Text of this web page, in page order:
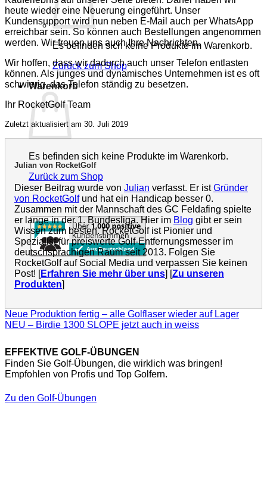
Es befinden sich keine Produkte im Warenkorb.
Zurück zum Shop
Warenkorb
Es befinden sich keine Produkte im Warenkorb.
Zurück zum Shop
heute wieder eine Neuerung eingeführt. Unser
Kundensupport wird nun neben E-Mail auch per WhatsApp
erreichbar sein. So können auch Bestellungen angenommen
werden. Wir freuen uns auch Ihre Nachrichten.
Wir hoffen, dass wir dadurch auch unser Telefon entlasten
können. Als junges und dynamisches Unternehmen ist es oft
schwierig, das Telefon ständig zu besetzen.
Ihr RocketGolf Team
Zuletzt aktualisiert am 30. Juli 2019
Julian von RocketGolf
Dieser Beitrag wurde von Julian verfasst. Er istGründer
von RocketGolfund hat ein Handicap besser 0.
Zusammen mit der Mannschaft des GC Feldafing spielte
er lange in der 1. Bundesliga. Hier im Blog gibt er sein
Wissen zum besten. RocketGolf ist Pionier und
Spezialist für preiswerte Golf-Entfernungsmesser im
deutschsprachigen Raum seit 2013. Folgen Sie
RocketGolf auf Social Media und verpassen Sie keinen
Post! [Erfahren Sie mehr über uns] [Zu unseren
Produkten]
Neue Produktion fertig – alle Golflaser wieder auf Lager
NEU – Birdie 1300 SLOPE jetzt auch in weiss
EFFEKTIVE GOLF-ÜBUNGEN
Finden Sie Golf-Übungen, die wirklich was bringen!
Empfohlen von Profis und Top Golfern.
Zu den Golf-Übungen